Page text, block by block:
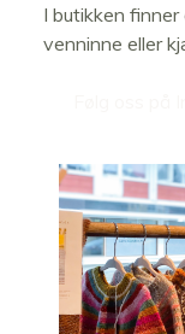
I butikken
venninne eller